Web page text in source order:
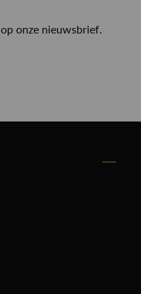
onze nieuwsbrief.